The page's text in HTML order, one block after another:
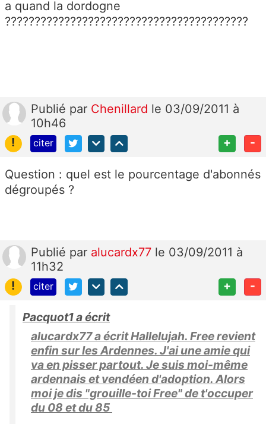
a quand la dordogne
?????????????????????????????????????????
Publié par Chenillard le 03/09/2011 à
10h46
!
citer + -
Question : quel est le pourcentage d'abonnés
dégroupés ?
Publié par alucardx77 le 03/09/2011 à
11h32
!
citer + -
Pacquot1 a écrit
alucardx77 a écrit Hallelujah. Free revient
enfin sur les Ardennes. J'ai une amie qui
va en pisser partout. Je suis moi-même
ardennais et vendéen d'adoption. Alors
moi je dis "grouille-toi Free" de t'occuper
du 08 et du 85